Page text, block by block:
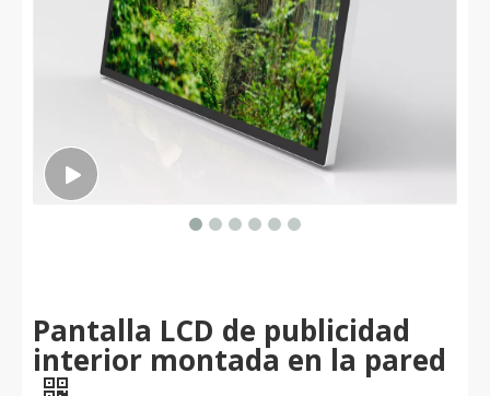
Pantalla LCD de publicidad
interior montada en la pared